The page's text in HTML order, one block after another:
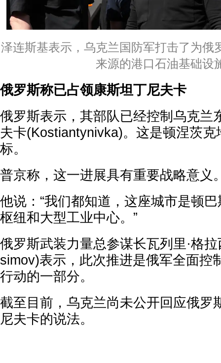
泽连斯基表示，乌克兰国防军打击了为俄
来源的港口石油基础设
俄罗斯称已占领康斯坦丁尼夫卡
俄罗斯表示，其部队已经控制乌克兰
夫卡(Kostiantynivka)。这是顿涅茨
标。
普京称，这一进展具有重要战略意义
他说：“我们都知道，这座城市是顿
枢纽和大型工业中心。”
俄罗斯武装力量总参谋长瓦列里·格
simov)表示，此次推进是俄军全面控
行动的一部分。
截至目前，乌克兰尚未公开回应俄罗
尼夫卡的说法。